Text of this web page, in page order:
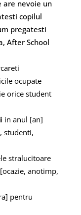
are nevoie un
copilul
pregatesti
After School
ocupate
orice student
in anul [an]
studenti,
stralucitoare
anotimp,
pentru